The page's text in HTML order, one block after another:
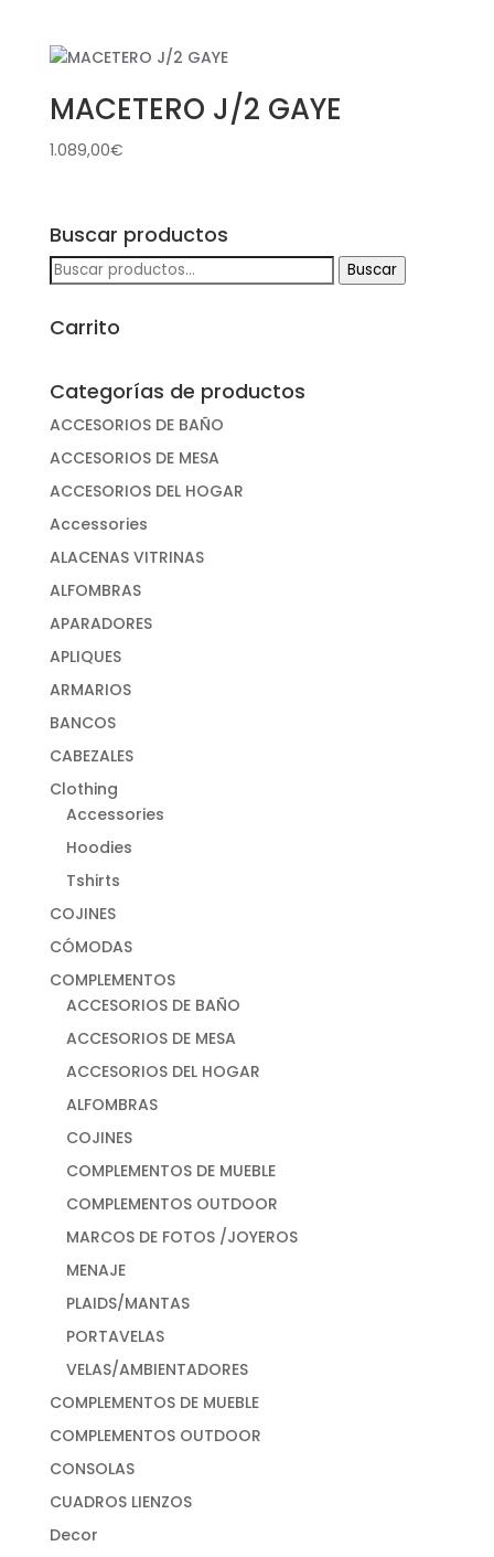
MACETERO J/2 GAYE
1.089,00€
Buscar productos
Buscar
por:
Buscar
Carrito
Categorías de productos
ACCESORIOS DE BAÑO
ACCESORIOS DE MESA
ACCESORIOS DEL HOGAR
Accessories
ALACENAS VITRINAS
ALFOMBRAS
APARADORES
APLIQUES
ARMARIOS
BANCOS
CABEZALES
Clothing
Accessories
Hoodies
Tshirts
COJINES
CÓMODAS
COMPLEMENTOS
ACCESORIOS DE BAÑO
ACCESORIOS DE MESA
ACCESORIOS DEL HOGAR
ALFOMBRAS
COJINES
COMPLEMENTOS DE MUEBLE
COMPLEMENTOS OUTDOOR
MARCOS DE FOTOS /JOYEROS
MENAJE
PLAIDS/MANTAS
PORTAVELAS
VELAS/AMBIENTADORES
COMPLEMENTOS DE MUEBLE
COMPLEMENTOS OUTDOOR
CONSOLAS
CUADROS LIENZOS
Decor